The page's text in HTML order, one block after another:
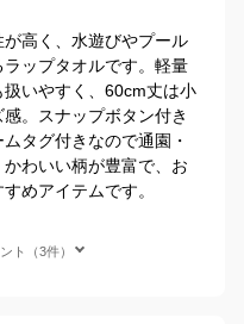
高く、水遊びやプール
ップタオルです。軽量
いやすく、60cm丈は小
。スナップボタン付き
タグ付きなので通園・
わいい柄が豊富で、お
めアイテムです。
ト（3件）